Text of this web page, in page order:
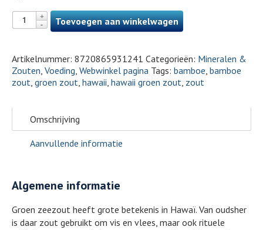
Toevoegen aan winkelwagen
Artikelnummer: 8720865931241 Categorieën: Mineralen &
Zouten Voeding Webwinkel pagina Tags: bamboe bamboe
zout groen zout hawaii hawaii groen zout zout
Omschrijving
Aanvullende informatie
Algemene informatie
Groen zeezout heeft grote betekenis in Hawaï. Van oudsher
is daar zout gebruikt om vis en vlees, maar ook rituele